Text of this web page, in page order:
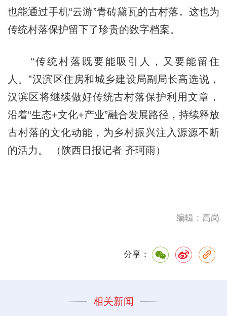
也能通过手机“云游”青砖黛瓦的古村落。这也为
传统村落保护留下了珍贵的数字档案。
“传统村落既要能吸引人，又要能留住
人。”汉滨区住房和城乡建设局副局长高选说，
汉滨区将继续做好传统古村落保护利用文章，
沿着“生态+文化+产业”融合发展路径，持续释放
古村落的文化动能，为乡村振兴注入源源不断
的活力。 （陕西日报记者 齐珂雨）
编辑：高岗
分享：
相关新闻